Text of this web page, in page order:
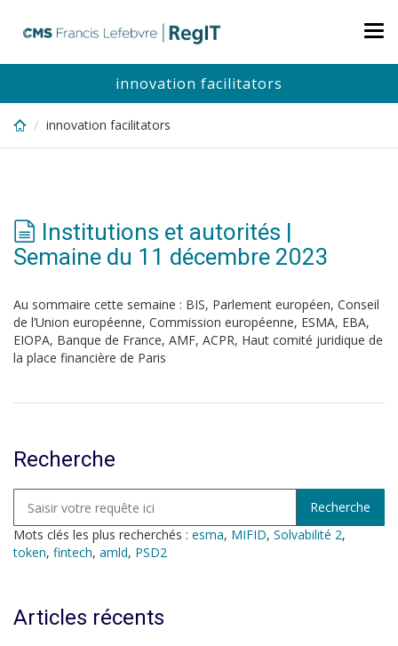
content
innovation facilitators
innovation facilitators
Institutions et autorités |
Semaine du 11 décembre 2023
Au sommaire cette semaine : BIS, Parlement européen, Conseil
de l’Union européenne, Commission européenne, ESMA, EBA,
EIOPA, Banque de France, AMF, ACPR, Haut comité juridique de
la place financière de Paris
Recherche
Mots clés les plus recherchés : esma, MIFID, Solvabilité 2,
token, fintech, amld, PSD2
Articles récents